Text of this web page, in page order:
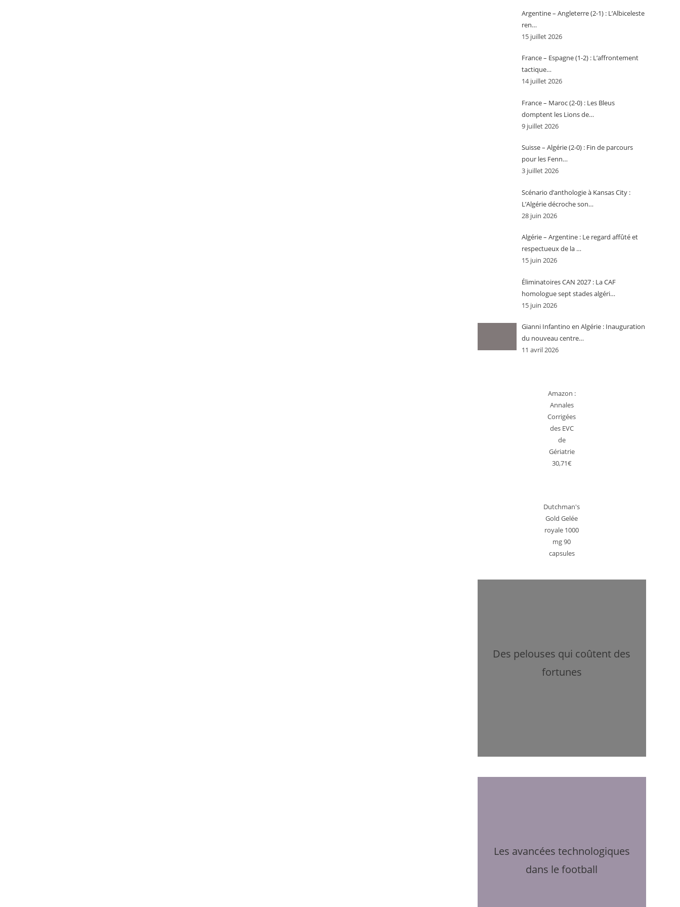
Argentine – Angleterre (2-1) : L’Albiceleste
ren…
15 juillet 2026
France – Espagne (1-2) : L’affrontement
tactique…
14 juillet 2026
France – Maroc (2-0) : Les Bleus
domptent les Lions de…
9 juillet 2026
Suisse – Algérie (2-0) : Fin de parcours
pour les Fenn…
3 juillet 2026
Scénario d’anthologie à Kansas City :
L’Algérie décroche son…
28 juin 2026
Algérie – Argentine : Le regard affûté et
respectueux de la …
15 juin 2026
Éliminatoires CAN 2027 : La CAF
homologue sept stades algéri…
15 juin 2026
Gianni Infantino en Algérie : Inauguration
du nouveau centre…
11 avril 2026
Amazon :
Annales
Corrigées
des EVC
de
Gériatrie
30,71€
Dutchman's
Gold Gelée
royale 1000
mg 90
capsules
Des pelouses qui coûtent des
fortunes
Les avancées technologiques
dans le football